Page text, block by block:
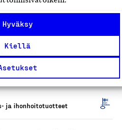
Hyväksy
Kiellä
ja ihonhoitotuotteet
Bar,
ja ihonhoitotuotteet